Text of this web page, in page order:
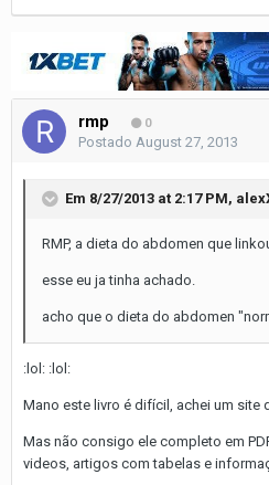
rmp 0
Postado August 27, 2013
Em 8/27/2013 at 2:17 PM,
RMP, a dieta do abdomen que
esse eu ja tinha achado.
acho que o dieta do abdomen
:lol: :lol:
Mano este livro é difícil, achei um site
Mas não consigo ele completo em
videos, artigos com tabelas e